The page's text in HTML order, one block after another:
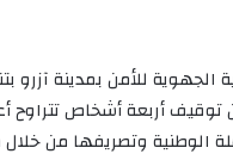
الجهوية للأمن بمدينة
الوطنية وتصريفها من خلال